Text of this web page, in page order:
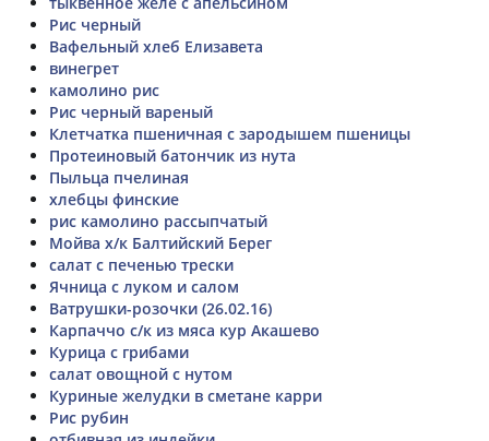
Рис черный
Вафельный хлеб Елизавета
винегрет
камолино рис
Рис черный вареный
Клетчатка пшеничная с зародышем пшеницы
Протеиновый батончик из нута
Пыльца пчелиная
хлебцы финские
рис камолино рассыпчатый
Мойва х/к Балтийский Берег
салат с печенью трески
Ячница с луком и салом
Ватрушки-розочки (26.02.16)
Карпаччо с/к из мяса кур Акашево
Курица с грибами
салат овощной с нутом
Куриные желудки в сметане карри
Рис рубин